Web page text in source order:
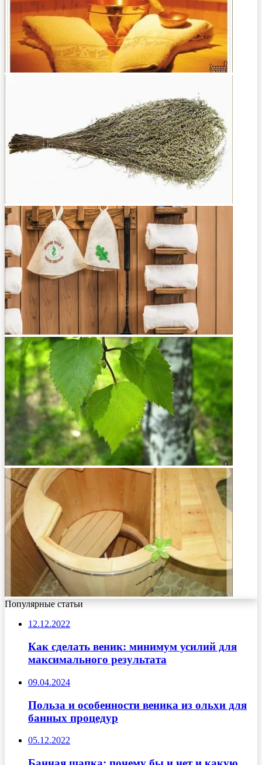
Популярные статьи
12.12.2022
Как сделать веник: минимум усилий для
максимального результата
09.04.2024
Польза и особенности веника из ольхи для
банных процедур
05.12.2022